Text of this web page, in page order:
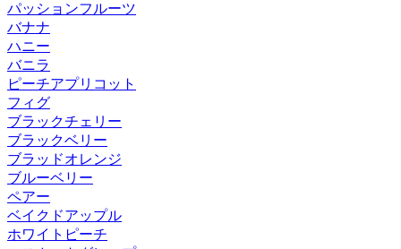
パッションフルーツ
バナナ
ハニー
バニラ
ピーチアプリコット
フィグ
ブラックチェリー
ブラックベリー
ブラッドオレンジ
ブルーベリー
ペアー
ベイクドアップル
ホワイトピーチ